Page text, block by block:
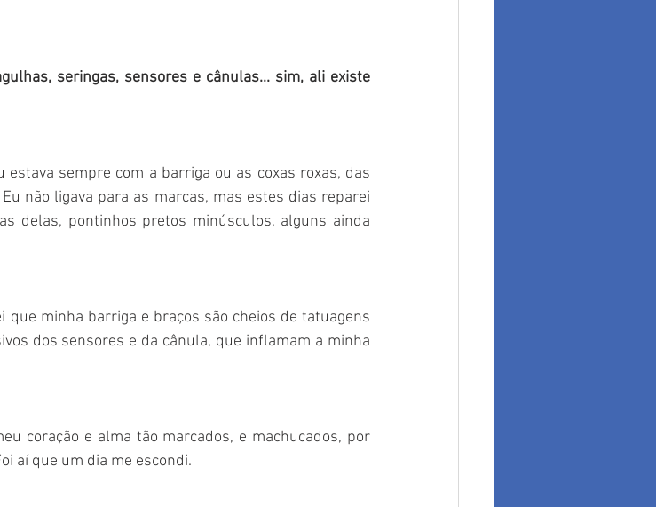
seringas, sensores e cânulas... sim, ali existe
estava sempre com a barriga ou as coxas roxas, das
não ligava para as marcas, mas estes dias reparei
delas, pontinhos pretos minúsculos, alguns ainda
que minha barriga e braços são cheios de tatuagens
dos sensores e da cânula, que inflamam a minha
coração e alma tão marcados, e machucados, por
aí que um dia me escondi.